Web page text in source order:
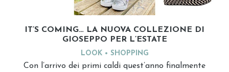
IT’S COMING… LA NUOVA COLLEZIONE DI
GIOSEPPO PER L’ESTATE
LOOK SHOPPING
Con l’arrivo dei primi caldi quest’anno finalmente